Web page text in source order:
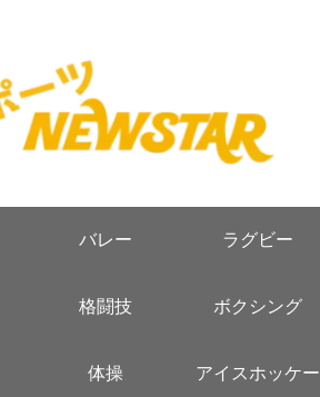
バレー ラグビー
格闘技 ボクシング
体操 アイスホッケー